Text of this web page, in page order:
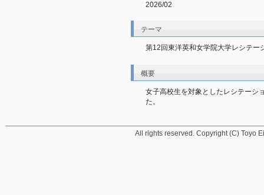
2026/02
テーマ
第12回東洋英和女学院大学レシテー
概要
女子高校生を対象としたレシテーシ
た。